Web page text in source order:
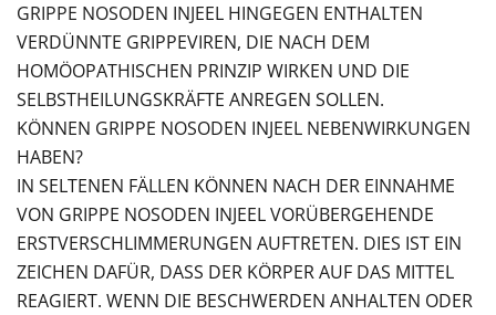
GRIPPE NOSODEN INJEEL HINGEGEN ENTHALTEN
VERDÜNNTE GRIPPEVIREN, DIE NACH DEM
HOMÖOPATHISCHEN PRINZIP WIRKEN UND DIE
SELBSTHEILUNGSKRÄFTE ANREGEN SOLLEN.
KÖNNEN GRIPPE NOSODEN INJEEL NEBENWIRKUNGEN
HABEN?
IN SELTENEN FÄLLEN KÖNNEN NACH DER EINNAHME
VON GRIPPE NOSODEN INJEEL VORÜBERGEHENDE
ERSTVERSCHLIMMERUNGEN AUFTRETEN. DIES IST EIN
ZEICHEN DAFÜR, DASS DER KÖRPER AUF DAS MITTEL
REAGIERT. WENN DIE BESCHWERDEN ANHALTEN ODER